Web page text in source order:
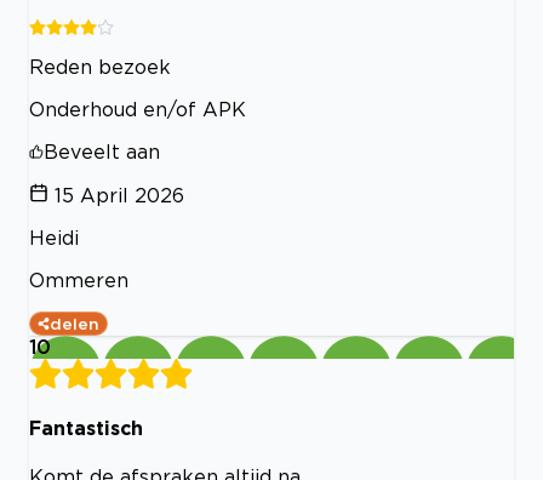
Reden bezoek
Onderhoud en/of APK
Beveelt aan
15 April 2026
Heidi
Ommeren
delen
10
Fantastisch